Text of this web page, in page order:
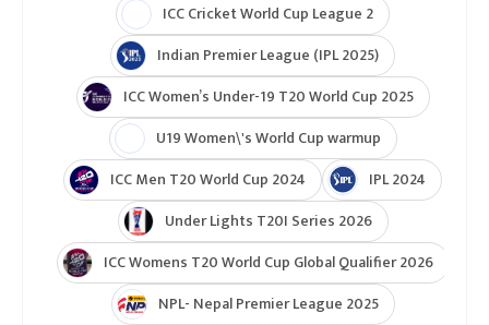
ICC Cricket World Cup League 2
Indian Premier League (IPL 2025)
ICC Women’s Under-19 T20 World Cup 2025
U19 Women\'s World Cup warmup
ICC Men T20 World Cup 2024
IPL 2024
Under Lights T20I Series 2026
ICC Womens T20 World Cup Global Qualifier 2026
NPL- Nepal Premier League 2025